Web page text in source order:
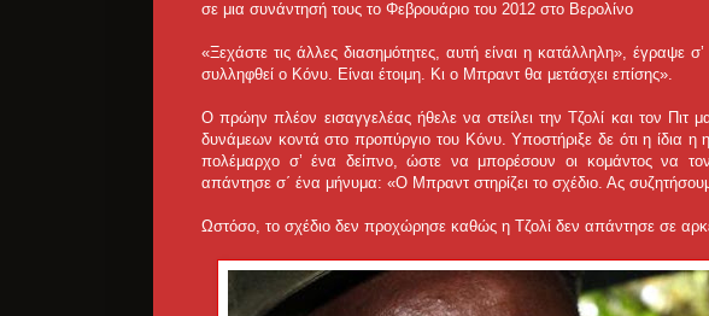
σε μια συνάντησή τους το Φεβρουάριο του 2012 στο Βερολίνο
«Ξεχάστε τις άλλες διασημότητες, αυτή είναι η κατάλληλη»,
συλληφθεί ο Κόνυ. Είναι έτοιμη. Κι ο Μπραντ θα μετάσχει επίσης».
Ο πρώην πλέον εισαγγελέας ήθελε να στείλει την Τζολί και τον Πιτ
δυνάμεων κοντά στο προπύργιο του Κόνυ. Υποστήριξε δε ότι η ίδια η
πολέμαρχο σ’ ένα δείπνο, ώστε να μπορέσουν οι κομάντος να
απάντησε σ΄ ένα μήνυμα: «Ο Μπραντ στηρίζει το σχέδιο. Ας
Ωστόσο, το σχέδιο δεν προχώρησε καθώς η Τζολί δεν απάντησε σε